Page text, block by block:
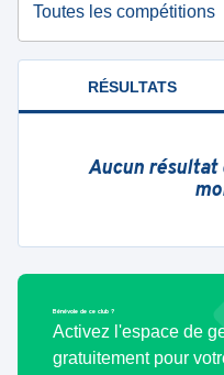
Toutes les compétitions
RÉSULTATS
Aucun résultat
Bénévole de ce club ?
Activez l'espace de
gratuitement pour